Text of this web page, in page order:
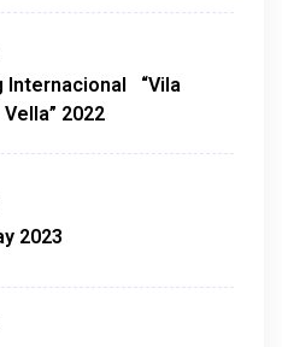
Internacional “Vila
Vella” 2022
2023